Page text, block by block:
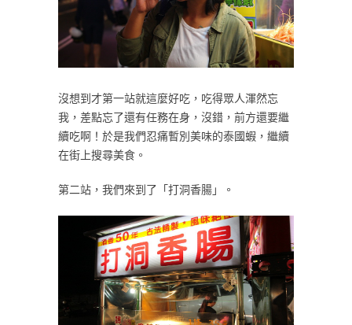
沒想到才第一站就這麼好吃，吃得眾人渾然忘
我，差點忘了還有任務在身，沒錯，前方還要繼
續吃啊！於是我們忍痛暫別美味的泰國蝦，繼續
在街上搜尋美食。
第二站，我們來到了「打洞香腸」。